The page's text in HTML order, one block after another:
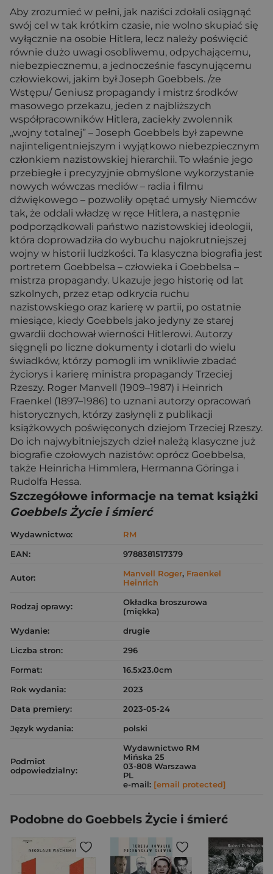
Aby zrozumieć w pełni, jak naziści zdołali osiągnąć
swój cel w tak krótkim czasie, nie wolno skupiać się
wyłącznie na osobie Hitlera, lecz należy poświęcić
równie dużo uwagi osobliwemu, odpychającemu,
niebezpiecznemu, a jednocześnie fascynującemu
człowiekowi, jakim był Joseph Goebbels. /ze
Wstępu/ Geniusz propagandy i mistrz środków
masowego przekazu, jeden z najbliższych
współpracowników Hitlera, zaciekły zwolennik
„wojny totalnej” – Joseph Goebbels był zapewne
najinteligentniejszym i wyjątkowo niebezpiecznym
członkiem nazistowskiej hierarchii. To właśnie jego
przebiegłe i precyzyjnie obmyślone wykorzystanie
nowych wówczas mediów – radia i filmu
dźwiękowego – pozwoliły opętać umysły Niemców
tak, że oddali władzę w ręce Hitlera, a następnie
podporządkowali państwo nazistowskiej ideologii,
która doprowadziła do wybuchu najokrutniejszej
wojny w historii ludzkości. Ta klasyczna biografia jest
portretem Goebbelsa – człowieka i Goebbelsa –
mistrza propagandy. Ukazuje jego historię od lat
szkolnych, przez etap odkrycia ruchu
nazistowskiego oraz karierę w partii, po ostatnie
miesiące, kiedy Goebbels jako jedyny ze starej
gwardii dochował wierności Hitlerowi. Autorzy
sięgnęli po liczne dokumenty i dotarli do wielu
świadków, którzy pomogli im wnikliwie zbadać
życiorys i karierę ministra propagandy Trzeciej
Rzeszy. Roger Manvell (1909–1987) i Heinrich
Fraenkel (1897–1986) to uznani autorzy opracowań
historycznych, którzy zasłynęli z publikacji
książkowych poświęconych dziejom Trzeciej Rzeszy.
Do ich najwybitniejszych dzieł należą klasyczne już
biografie czołowych nazistów: oprócz Goebbelsa,
także Heinricha Himmlera, Hermanna Göringa i
Rudolfa Hessa.
Szczegółowe informacje na temat książki
Goebbels Życie i śmierć
Wydawnictwo:
RM
EAN:
9788381517379
Autor: Manvell Roger, Fraenkel
Heinrich
Rodzaj oprawy:
Okładka broszurowa
(miękka)
Wydanie:
drugie
Liczba stron:
296
Format:
16.5x23.0cm
Rok wydania:
2023
Data premiery:
2023-05-24
Język wydania:
polski
Podmiot
odpowiedzialny:
Wydawnictwo RM
Mińska 25
03-808 Warszawa
PL
e-mail: [email protected]
Podobne do Goebbels Życie i śmierć